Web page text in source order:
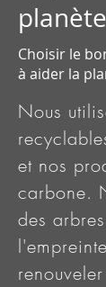
planète
Choisir le
à aider la
Nous
et nos
carbone.
des